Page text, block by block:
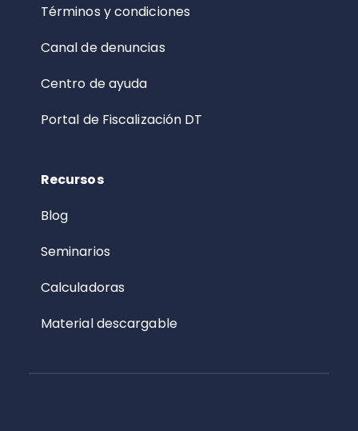
Términos y condiciones
Canal de denuncias
Centro de ayuda
Portal de Fiscalización DT
Recursos
Blog
Seminarios
Calculadoras
Material descargable